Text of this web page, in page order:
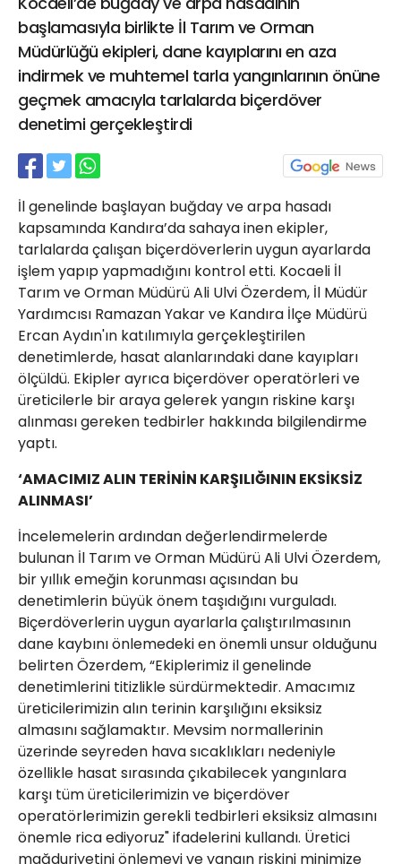
başlamasıyla birlikte İl Tarım ve Orman
Müdürlüğü ekipleri, dane kayıplarını en aza
indirmek ve muhtemel tarla yangınlarının önüne
geçmek amacıyla tarlalarda biçerdöver
denetimi gerçekleştirdi
İl genelinde başlayan buğday ve arpa hasadı
kapsamında Kandıra’da sahaya inen ekipler,
tarlalarda çalışan biçerdöverlerin uygun ayarlarda
işlem yapıp yapmadığını kontrol etti. Kocaeli İl
Tarım ve Orman Müdürü Ali Ulvi Özerdem, İl Müdür
Yardımcısı Ramazan Yakar ve Kandıra İlçe Müdürü
Ercan Aydın'ın katılımıyla gerçekleştirilen
denetimlerde, hasat alanlarındaki dane kayıpları
ölçüldü. Ekipler ayrıca biçerdöver operatörleri ve
üreticilerle bir araya gelerek yangın riskine karşı
alınması gereken tedbirler hakkında bilgilendirme
yaptı.
‘AMACIMIZ ALIN TERİNİN KARŞILIĞININ EKSİKSİZ
ALINMASI’
İncelemelerin ardından değerlendirmelerde
bulunan İl Tarım ve Orman Müdürü Ali Ulvi Özerdem,
bir yıllık emeğin korunması açısından bu
denetimlerin büyük önem taşıdığını vurguladı.
Biçerdöverlerin uygun ayarlarla çalıştırılmasının
dane kaybını önlemedeki en önemli unsur olduğunu
belirten Özerdem, “Ekiplerimiz il genelinde
denetimlerini titizlikle sürdürmektedir. Amacımız
üreticilerimizin alın terinin karşılığını eksiksiz
almasını sağlamaktır. Mevsim normallerinin
üzerinde seyreden hava sıcaklıkları nedeniyle
özellikle hasat sırasında çıkabilecek yangınlara
karşı tüm üreticilerimizin ve biçerdöver
operatörlerimizin gerekli tedbirleri eksiksiz almasını
önemle rica ediyoruz" ifadelerini kullandı. Üretici
mağduriyetini önlemeyi ve yangın riskini minimize
21 Gölcük
02624132333
haber@golcukpostasi.com